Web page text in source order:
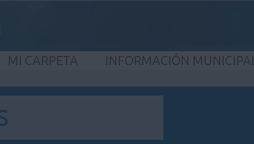
MI CARPETA INFORMACIÓN MUNICIPAL